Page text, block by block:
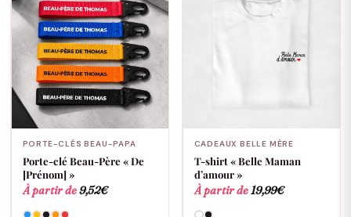
PORTE-CLÉS BEAU-PAPA
Porte-clé Beau-Père « De
[Prénom] »
À partir de9,52€
CADEAUX BELLE MÈRE
T-shirt « Belle Maman
d’amour »
À partir de19,99€